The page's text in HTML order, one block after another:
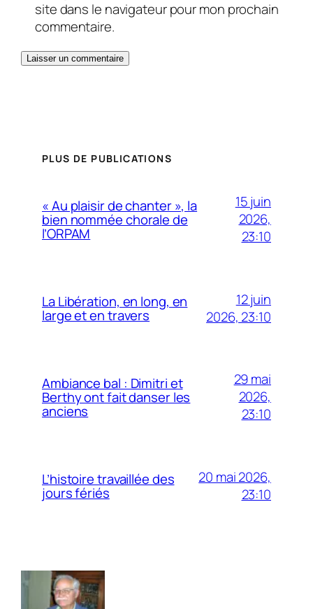
site dans le navigateur pour mon prochain
commentaire.
PLUS DE PUBLICATIONS
« Au plaisir de chanter », la
bien nommée chorale de
l’ORPAM
15 juin
2026,
23:10
La Libération, en long, en
large et en travers
12 juin
2026, 23:10
Ambiance bal : Dimitri et
Berthy ont fait danser les
anciens
29 mai
2026,
23:10
L’histoire travaillée des
jours fériés
20 mai 2026,
23:10